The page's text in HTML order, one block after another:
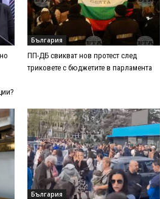
България
ПП-ДБ свикват нов протест след
триковете с бюджетите в парламента
България